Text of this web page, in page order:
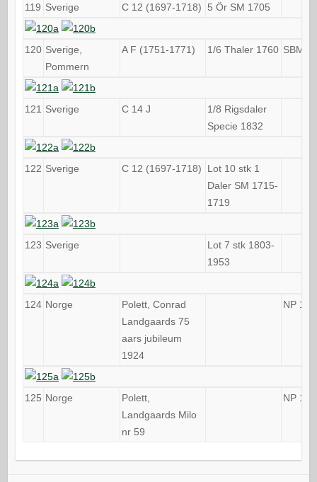
119 Sverige C 12 (1697-1718) 5 Ör SM 1705
120 Sverige,
Pommern
A F (1751-1771) 1/6 Thaler 1760 SBM
121 Sverige C 14 J
1/8 Rigsdaler
Specie 1832
122 Sverige C 12 (1697-1718)
Lot 10 stk 1
Daler SM 1715-
1719
123 Sverige
Lot 7 stk 1803-
1953
124 Norge
Polett, Conrad
Landgaards 75
aars jubileum
1924
NP
125 Norge
Polett,
Landgaards Milo
nr 59
NP